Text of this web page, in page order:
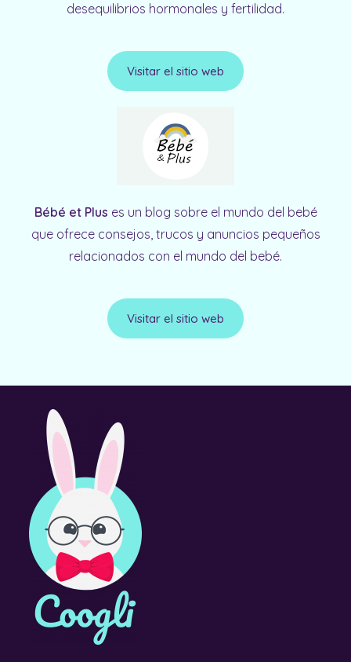
desequilibrios hormonales y fertilidad.
Visitar el sitio web
Bébé et Plus es un blog sobre el mundo del bebé
que ofrece consejos, trucos y anuncios pequeños
relacionados con el mundo del bebé.
Visitar el sitio web